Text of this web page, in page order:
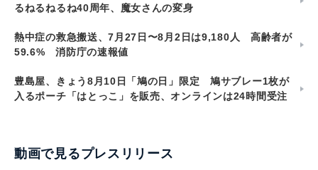
るねるねるね40周年、魔女さんの変身
熱中症の救急搬送、7月27日〜8月2日は9,180人 高齢者が
59.6% 消防庁の速報値
豊島屋、きょう8月10日「鳩の日」限定 鳩サブレー1枚が
入るポーチ「はとっこ」を販売、オンラインは24時間受注
動画で見るプレスリリース